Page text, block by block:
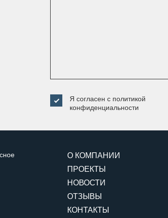
Я согласен с политикой
конфиденциальности
О КОМПАНИИ
ПРОЕКТЫ
НОВОСТИ
ОТЗЫВЫ
КОНТАКТЫ